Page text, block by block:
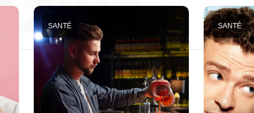
SANTÉ SANTÉ